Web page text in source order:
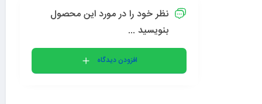
نظر خود را در مورد این محصول
بنویسید ...
افزودن دیدگاه